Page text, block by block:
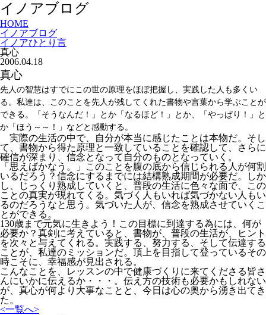
イノアブログ
HOME
イノアブログ
イノアひとり言
真心
2006.04.18
真心
先人の智慧はすでにこの世の原理をほぼ把握し、実践した人も多くい
る。私達は、このことを先人が残してくれた書物や言葉から学ぶことが
できる。「そうなんだ！」とか「なるほど！」とか、「やっぱり！」と
か「ほう～～！」などと感動する。
実際の生活の中で、自分が本当に感じたことは本物だ。そし
て、書物から得た原理と一致していることを確認して、さらに
確信が深まり、信念となって自分のものとなっていく。
「思えばかなう。」このことを腹の底から信じられる人が何割
いるだろう？信念にするまでには結構熟成期間が必要だ。しか
し、じっくり熟成していくと、普段の生活に色々な面で、この
ことの真実が現れてくる。気づく人もいれば気づかない人もい
るのだろうなと思う。気づいた人が、信念を熟成させていくこ
とができる。
130歳まで元気に生きよう！この目標に到達する為には、何が
必要か？真剣に考えていると、書物が、普段の生活が、ヒント
を次々と与えてくれる。実践する、努力する、そして伝達する
ことが、私達のミッションだ。頂上を目指して登っているその
時こそに、幸福感が見出される。
こんなことを、レッスンの中で健康づくりに来てくださる皆さ
んにいかに伝えるか・・・。伝え方の技術も必要かもしれない
が、真心が何より大事なことと、今日は心の奥から湧き出てき
た。
<一覧へ>